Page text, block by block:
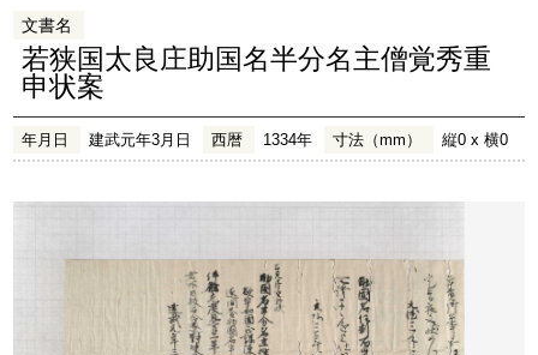
文書名
若狭国太良庄助国名半分名主僧覚秀重
申状案
年月日 建武元年3月日 西暦 1334年 寸法（mm） 縦0 x 横0